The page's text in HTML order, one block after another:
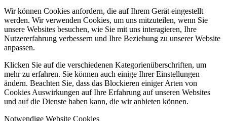
Wir können Cookies anfordern, die auf Ihrem Gerät eingestellt
werden. Wir verwenden Cookies, um uns mitzuteilen, wenn Sie
unsere Websites besuchen, wie Sie mit uns interagieren, Ihre
Nutzererfahrung verbessern und Ihre Beziehung zu unserer Website
anpassen.
Klicken Sie auf die verschiedenen Kategorienüberschriften, um
mehr zu erfahren. Sie können auch einige Ihrer Einstellungen
ändern. Beachten Sie, dass das Blockieren einiger Arten von
Cookies Auswirkungen auf Ihre Erfahrung auf unseren Websites
und auf die Dienste haben kann, die wir anbieten können.
Notwendige Website Cookies